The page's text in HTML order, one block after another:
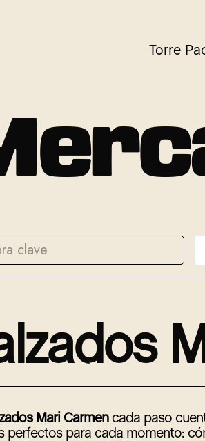
Torre
erc
l zados M
Mari Carmencada paso
perfectos para cada momento: